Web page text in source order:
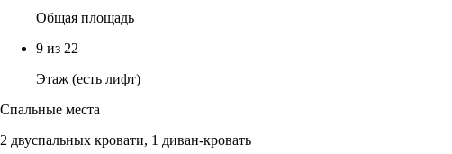
Общая площадь
9 из 22
Этаж (есть лифт)
Спальные места
2 двуспальных кровати, 1 диван-кровать